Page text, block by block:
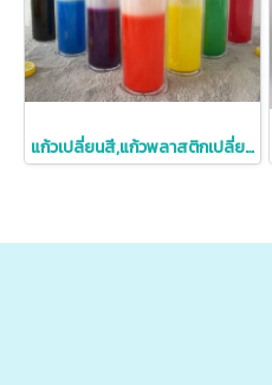
แก้วเปลี่ยนสี,แก้วพลาสติกเปลี่ยนสี,แก้วพลาสติกพร้อมหลอด